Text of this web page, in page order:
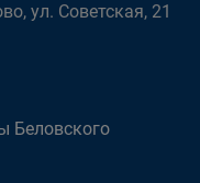
ул. Советская, 21
Беловского